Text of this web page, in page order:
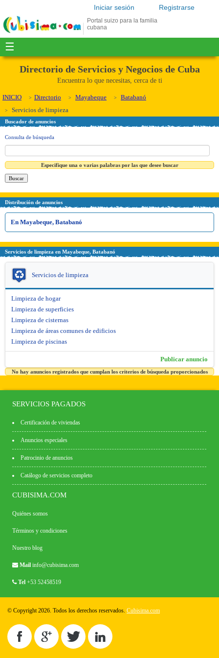
Registrarse
Iniciar sesión
Portal suizo para la familia
cubana
☰
Directorio de Servicios y Negocios de Cuba
Encuentra lo que necesitas, cerca de ti
INICIO Directorio Mayabeque
Batabanó
Servicios de limpieza
Buscador de anuncios
Consulta de búsqueda
Especifique una o varias palabras por las que desee buscar
Distribución de anuncios
En Mayabeque, Batabanó
Servicios de limpieza en Mayabeque, Batabanó
Servicios de limpieza
Limpieza de hogar
Limpieza de superficies
Limpieza de cisternas
Limpieza de áreas comunes de edificios
Limpieza de piscinas
Publicar anuncio
No hay anuncios registrados que cumplan los criterios de búsqueda proporcionados
SERVICIOS PAGADOS
Certificación de viviendas
Anuncios especiales
Patrocinio de anuncios
Catálogo de servicios completo
CUBISIMA.COM
Quiénes somos
Términos y condiciones
Nuestro blog
Mail info@cubisima.com
Tel +53 52458519
© Copyright 2026. Todos los derechos reservados. Cubisima.com